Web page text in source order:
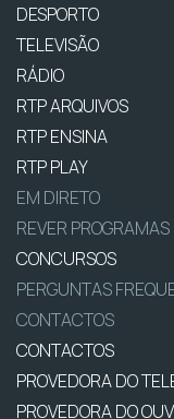
DESPORTO
TELEVISÃO
RÁDIO
RTP ARQUIVOS
RTP ENSINA
RTP PLAY
EM DIRETO
REVER PROGRAMAS
CONCURSOS
PERGUNTAS
CONTACTOS
CONTACTOS
PROVEDORA DO
PROVEDORA DO